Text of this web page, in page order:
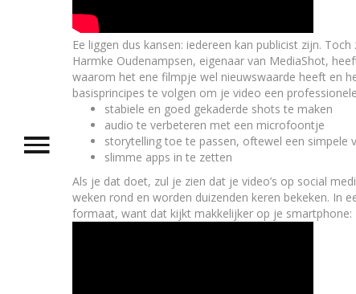
Ee liggen dus kansen: iedereen kan publicist zijn.
Harmke Oudenampsen, eigenaar van MediaShot,
waarom het ene filmpje wel nieuwswaarde heeft en
basisprincipes te volgen om je video een
stabiele en goed gekaderde shots te maken
audio te verbeteren met een microfoontje
storytelling toe te passen, oftewel een simpele
slimme apps in te zetten
Als je dat doet, zul je zien dat je video’s op social
weken rond en worden duizenden keren bekeken. In
formaat, want dat kijkt makkelijker op je smartphone: